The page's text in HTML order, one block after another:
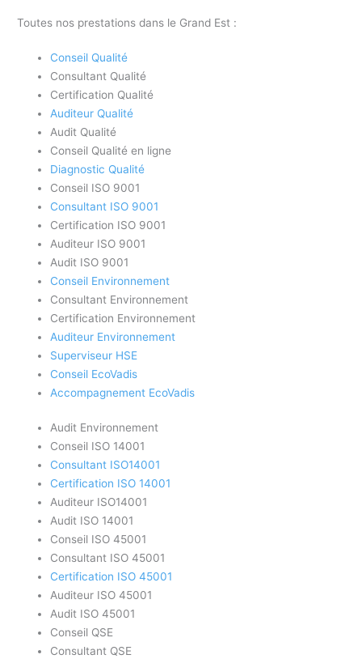
Toutes nos prestations dans le Grand Est :
Conseil Qualité
Consultant Qualité
Certification Qualité
Auditeur Qualité
Audit Qualité
Conseil Qualité en ligne
Diagnostic Qualité
Conseil ISO 9001
Consultant ISO 9001
Certification ISO 9001
Auditeur ISO 9001
Audit ISO 9001
Conseil Environnement
Consultant Environnement
Certification Environnement
Auditeur Environnement
Superviseur HSE
Conseil EcoVadis
Accompagnement EcoVadis
Audit Environnement
Conseil ISO 14001
Consultant ISO14001
Certification ISO 14001
Auditeur ISO14001
Audit ISO 14001
Conseil ISO 45001
Consultant ISO 45001
Certification ISO 45001
Auditeur ISO 45001
Audit ISO 45001
Conseil QSE
Consultant QSE